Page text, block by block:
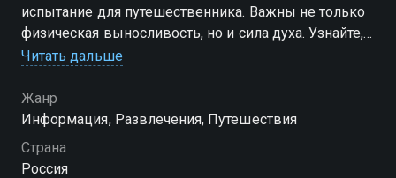
испытание для путешественника. Важны не только
физическая выносливость, но и сила духа. Узнайте,
как преодолеть все трудности
Читать дальше
Жанр
Информация, Развлечения, Путешествия
Страна
Россия